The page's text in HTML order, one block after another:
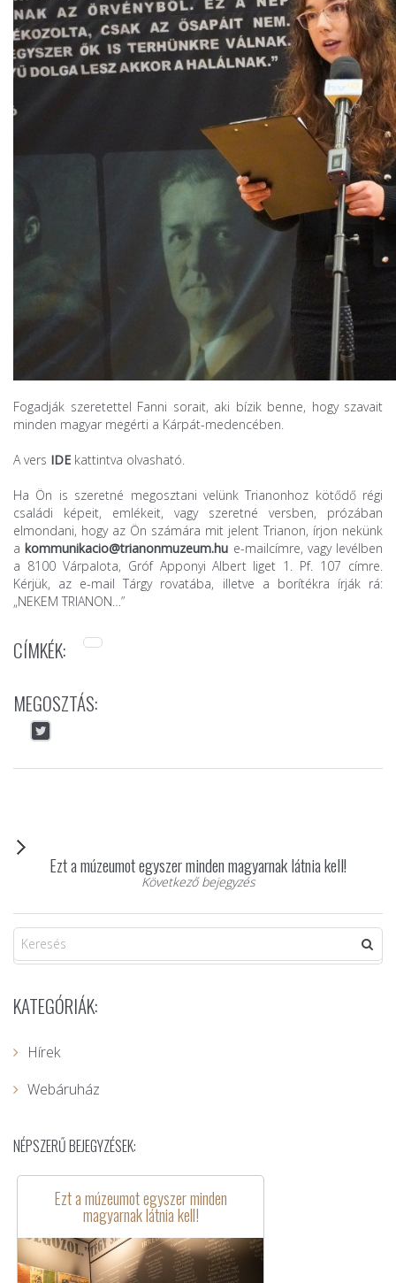
Fogadják szeretettel Fanni sorait, aki bízik benne, hogy szavait
minden magyar megérti a Kárpát-medencében.
A vers IDE kattintva olvasható.
Ha Ön is szeretné megosztani velünk Trianonhoz kötődő régi
családi képeit, emlékeit, vagy szeretné versben, prózában
elmondani, hogy az Ön számára mit jelent Trianon, írjon nekünk
akommunikacio@trianonmuzeum.hu e-mailcímre, vagy levélben
a 8100 Várpalota, Gróf Apponyi Albert liget 1. Pf. 107 címre.
Kérjük, az e-mail Tárgy rovatába, illetve a borítékra írják rá:
„NEKEM TRIANON…”
CÍMKÉK:
MEGOSZTÁS:
Ezt a múzeumot egyszer minden magyarnak látnia kell!
Következő bejegyzés
KATEGÓRIÁK:
Hírek
Webáruház
NÉPSZERŰ BEJEGYZÉSEK:
Ezt a múzeumot egyszer minden
magyarnak látnia kell!